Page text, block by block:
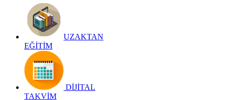
UZAKTAN
EĞİTİM
DİJİTAL
TAKVİM